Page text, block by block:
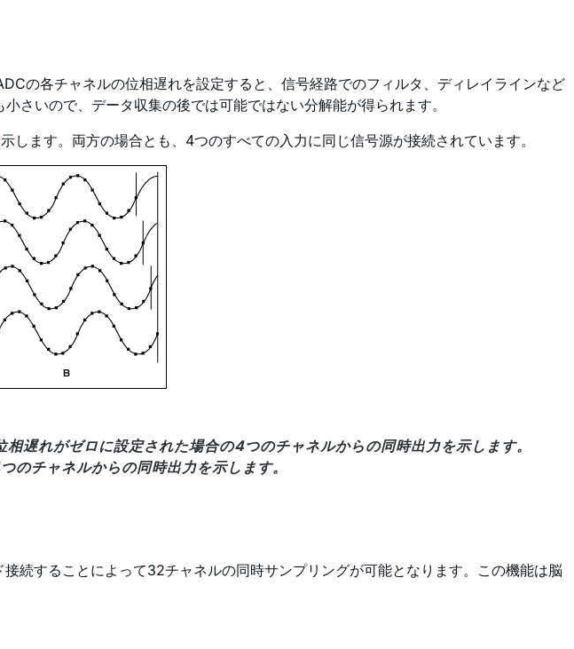
の各チャネルの位相遅れを設定すると、信号経路でのフィルタ、ディレイラインなど
さいので、データ収集の後では可能ではない分解能が得られます。
ます。両方の場合とも、4つのすべての入力に同じ信号源が接続されています。
れがゼロに設定された場合の4つのチャネルからの同時出力を示します。
のチャネルからの同時出力を示します。
続することによって32チャネルの同時サンプリングが可能となります。この機能は脳